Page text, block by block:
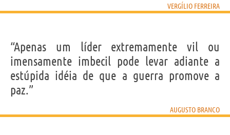
VERGÍLIO FERREIRA
“Apenas um líder extremamente vil ou
imensamente imbecil pode levar adiante a
estúpida idéia de que a guerra promove a
paz.”
AUGUSTO BRANCO